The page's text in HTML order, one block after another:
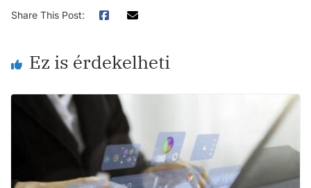
Share This Post:
Ez is érdekelheti